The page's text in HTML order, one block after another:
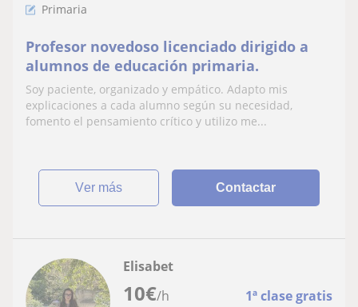
Primaria
Profesor novedoso licenciado dirigido a
alumnos de educación primaria.
Soy paciente, organizado y empático. Adapto mis
explicaciones a cada alumno según su necesidad,
fomento el pensamiento crítico y utilizo me...
ver más Contactar
10€/h 1ª clase gratis
Elisabet